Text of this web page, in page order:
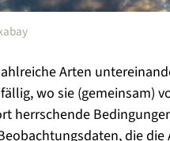
Arten
wo sie (gemeinsam)
herrschende
die